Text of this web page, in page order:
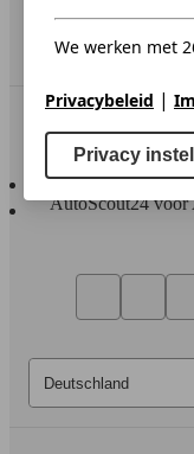
Service
Dealerrubriek
In contact te blijven
AutoScout24 voor
AutoScout24 voor
We werken met
Privacybeleid |
Privacy